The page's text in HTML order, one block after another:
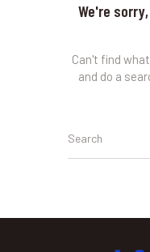
We're
Can't find
and do a